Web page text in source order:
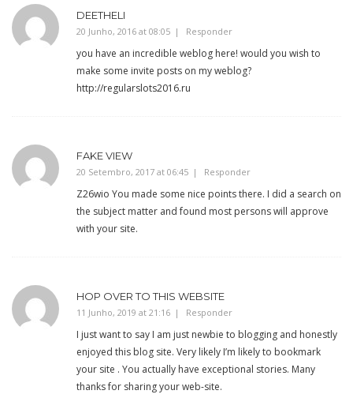
DEETHELI
20 Junho, 2016 at 08:05 Responder
you have an incredible weblog here! would you wish to
make some invite posts on my weblog?
http://regularslots2016.ru
FAKE VIEW
20 Setembro, 2017 at 06:45 Responder
Z26wio You made some nice points there. I did a search on
the subject matter and found most persons will approve
with your site.
HOP OVER TO THIS WEBSITE
11 Junho, 2019 at 21:16 Responder
I just want to say I am just newbie to blogging and honestly
enjoyed this blog site. Very likely I’m likely to bookmark
your site . You actually have exceptional stories. Many
thanks for sharing your web-site.